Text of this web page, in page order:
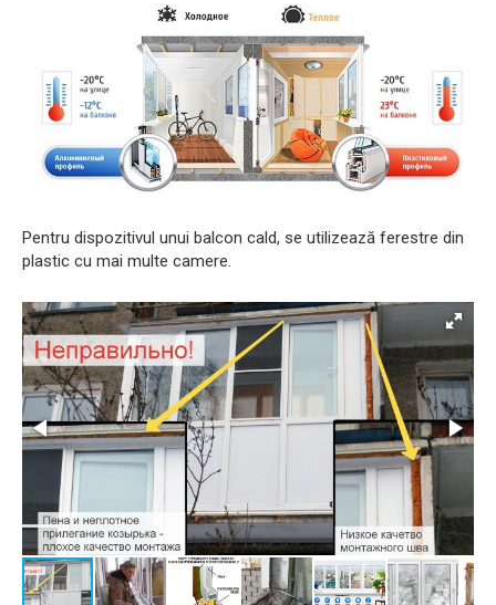
Pentru dispozitivul unui balcon cald, se utilizează ferestre din
plastic cu mai multe camere.